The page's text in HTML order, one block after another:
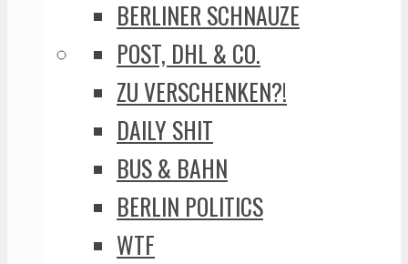
BERLINER SCHNAUZE
POST, DHL & CO.
ZU VERSCHENKEN?!
DAILY SHIT
BUS & BAHN
BERLIN POLITICS
WTF